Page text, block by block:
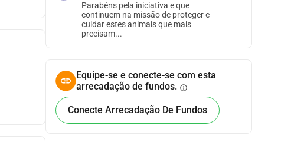
Parabéns pela iniciativa e que
continuem na missão de proteger e
cuidar estes animais que mais
precisam...
Equipe-se e conecte-se com esta
arrecadação de fundos. info
Conecte Arrecadação De Fundos